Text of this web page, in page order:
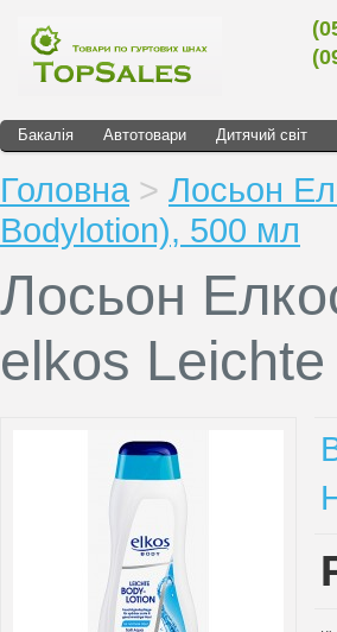
Бакалія Автотовари Дитячий світ
Головна > Лосьон
Bodylotion), 500 мл
Лосьон
elkos